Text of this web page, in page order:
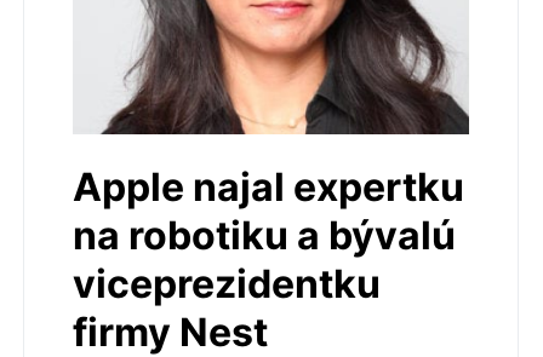
Apple najal expertku
na robotiku a bývalú
viceprezidentku
firmy Nest